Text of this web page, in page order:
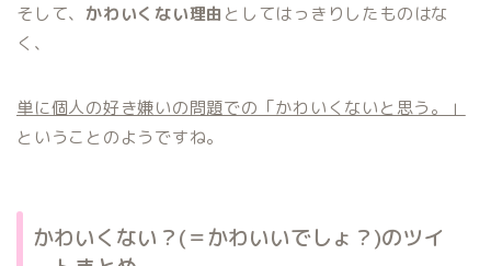
そして、 かわいくない理由 としてはっきりしたものはな
く、
単に個人の好き嫌いの問題での「かわいくないと思う。」
ということのようですね。
かわいくない？(＝かわいいでしょ？)のツイ